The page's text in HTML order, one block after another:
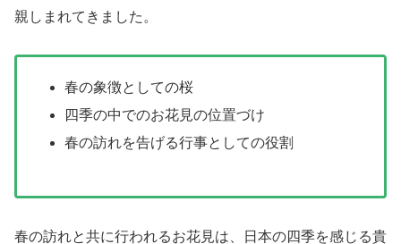
親しまれてきました。
春の象徴としての桜
四季の中でのお花見の位置づけ
春の訪れを告げる行事としての役割
春の訪れと共に行われるお花見は、日本の四季を感じる貴